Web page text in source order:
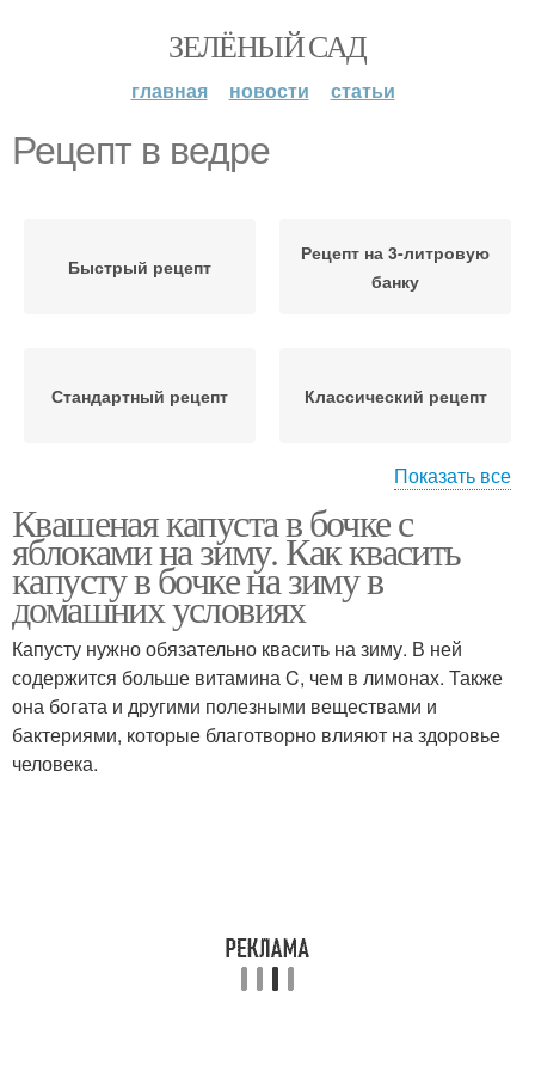
ЗЕЛЁНЫЙ САД
главная новости статьи
Рецепт в ведре
Быстрый рецепт
Рецепт на 3-литровую
банку
Стандартный рецепт Классический рецепт
соку
Яблоки в ведре
Показать все
Квашеная капуста в бочке с
яблоками на зиму. Как квасить
капусту в бочке на зиму в
домашних условиях
Капусту нужно обязательно квасить на зиму. В ней
содержится больше витамина C, чем в лимонах. Также
она богата и другими полезными веществами и
бактериями, которые благотворно влияют на здоровье
человека.